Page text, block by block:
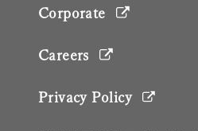
Corporate
Careers
Privacy Policy